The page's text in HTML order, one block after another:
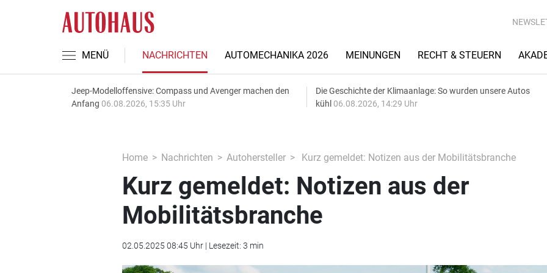
MENÜ NACHRICHTEN AUTOMECHANIKA 2026 MEINUNGEN RECHT & STEUERN
Jeep-Modelloffensive: Compass und Avenger machen den
Anfang 06.08.2026, 15:35 Uhr
Die Geschichte der Klimaanlage: So wurden unsere Autos
kühl 06.08.2026, 14:29 Uhr
Home Nachrichten Autohersteller Kurz gemeldet: Notizen aus der Mobilitätsbranche
Kurz gemeldet: Notizen aus der
Mobilitätsbranche
02.05.2025 08:45 Uhr | Lesezeit: 3 min